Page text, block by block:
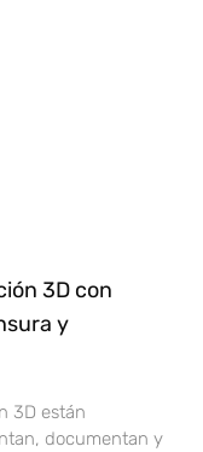
3D con
y
3D están
documentan y